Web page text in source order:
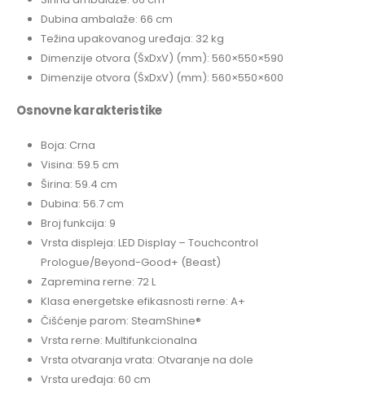
Dubina ambalaže: 66 cm
Težina upakovanog uređaja: 32 kg
Dimenzije otvora (ŠxDxV) (mm): 560×550×590
Dimenzije otvora (ŠxDxV) (mm): 560×550×600
Osnovne karakteristike
Boja: Crna
Visina: 59.5 cm
Širina: 59.4 cm
Dubina: 56.7 cm
Broj funkcija: 9
Vrsta displeja: LED Display – Touchcontrol
Prologue/Beyond-Good+ (Beast)
Zapremina rerne: 72 L
Klasa energetske efikasnosti rerne: A+
Čišćenje parom: SteamShine®
Vrsta rerne: Multifunkcionalna
Vrsta otvaranja vrata: Otvaranje na dole
Vrsta uređaja: 60 cm